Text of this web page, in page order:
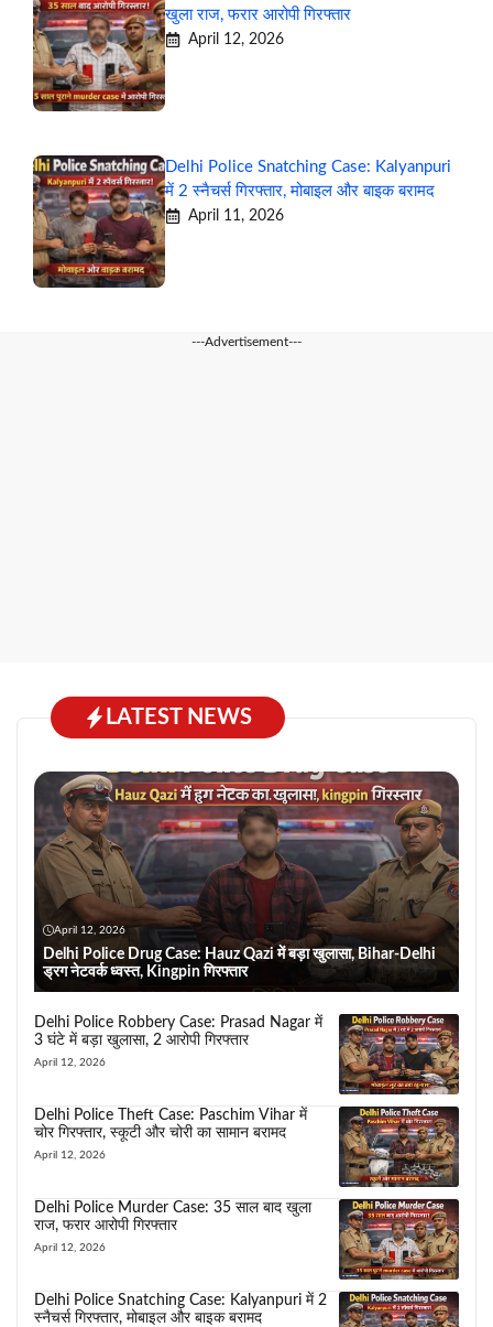
खुला राज, फरार आरोपी गिरफ्तार
April 12, 2026
Delhi Police Snatching Case: Kalyanpuri
में 2 स्नैचर्स गिरफ्तार, मोबाइल और बाइक बरामद
April 11, 2026
---Advertisement---
LATEST NEWS
April 12, 2026
Delhi Police Drug Case: Hauz Qazi में बड़ा खुलासा, Bihar-Delhi
ड्रग नेटवर्क ध्वस्त, Kingpin गिरफ्तार
Delhi Police Robbery Case: Prasad Nagar में
3 घंटे में बड़ा खुलासा, 2 आरोपी गिरफ्तार
April 12, 2026
Delhi Police Theft Case: Paschim Vihar में
चोर गिरफ्तार, स्कूटी और चोरी का सामान बरामद
April 12, 2026
Delhi Police Murder Case: 35 साल बाद खुला
राज, फरार आरोपी गिरफ्तार
April 12, 2026
Delhi Police Snatching Case: Kalyanpuri में 2
स्नैचर्स गिरफ्तार, मोबाइल और बाइक बरामद